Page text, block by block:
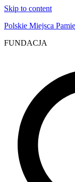
Skip to content
Polskie Miejsca
FUNDACJA